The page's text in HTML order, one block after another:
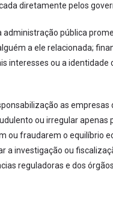
diretamente pelos
administração pública
a ele relacionada;
interesses ou a
as
ou irregular
ou fraudarem o equilíbrio
a investigação ou
reguladoras e dos